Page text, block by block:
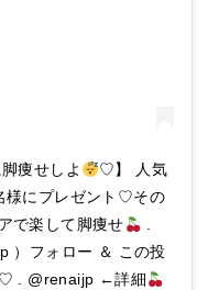
痩せしよ
♡】 人気
様にプレゼント♡その
で楽して脚痩せ
.
）フォロー ＆ この投
♡ . @renaijp ←詳細